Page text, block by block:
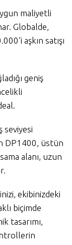
maliyetli
Globalde,
aşkın satışı
geniş
seviyesi
DP1400, üstün
alanı, uzun
ekibinizdeki
biçimde
tasarımı,